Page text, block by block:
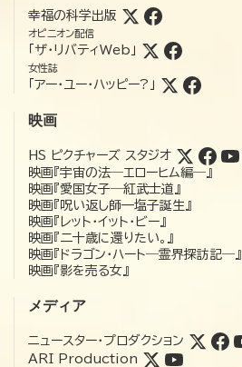
幸福の科学出版
オピニオン配信
「ザ・リバティWeb」
女性誌
「アー・ユー・ハッピー?」
映画
HS ピクチャーズ スタジオ
映画『宇宙の法―エローヒム編―』
映画『愛国女子―紅武士道』
映画『呪い返し師—塩子誕生』
映画『レット・イット・ビー』
映画『二十歳に還りたい。』
映画『ドラゴン・ハート―霊界探訪記―』
映画『影を売る女』
メディア
ニュースター・プロダクション
ARI Production